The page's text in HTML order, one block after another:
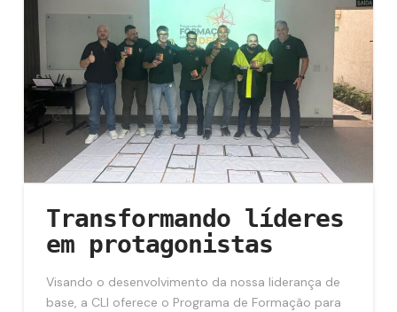
Transformando líderes
em protagonistas
Visando o desenvolvimento da nossa liderança de
base, a CLI oferece o Programa de Formação para